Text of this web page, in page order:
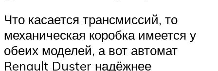
Что касается трансмиссий, то
механическая коробка имеется у
обеих моделей, а вот автомат
Renault Duster надёжнее